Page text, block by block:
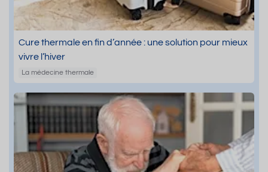
Cure thermale en fin d’année : une solution pour mieux
vivre l’hiver
La médecine thermale